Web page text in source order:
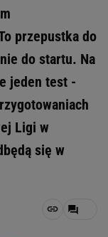
przepustka do
do startu. Na
jeden test -
Ligi w
się w